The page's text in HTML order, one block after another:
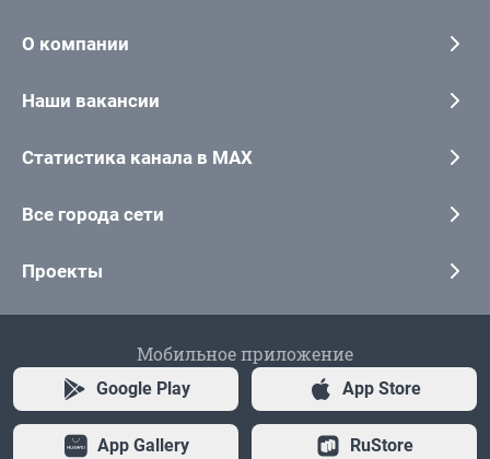
О компании
Наши вакансии
Статистика канала в MAX
Все города сети
Проекты
Мобильное приложение
Google Play App Store
App Gallery RuStore